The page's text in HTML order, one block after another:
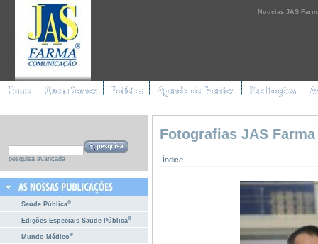
Notícias JAS
pesquisa avançada
Saúde Pública®
Edições Especiais Saúde Pública®
Mundo Médico®
Fotografias JAS
Índice